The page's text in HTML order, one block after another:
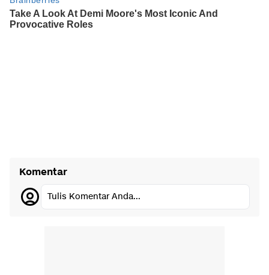
Komentar
Tulis Komentar Anda...